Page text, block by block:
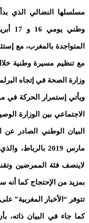
المتواجدة بالمغرب، مع
وزارة الصحة في إتجاه
ويأتي إستمرار الحركة في
الاجتماعي بين الوزارة
مارس 2019
لاينصف فئة الممرضين
بمزيد من الإحتجاج كما
تتوفر “الأخبار المغربية”
كما جاء في البيان ذاته،